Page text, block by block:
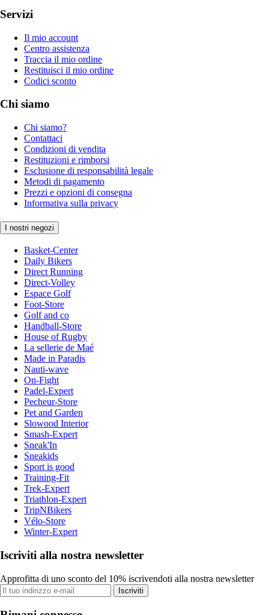
Servizi
Il mio account
Centro assistenza
Traccia il mio ordine
Restituisci il mio ordine
Codici sconto
Chi siamo
Chi siamo?
Contattaci
Condizioni di vendita
Restituzioni e rimborsi
Esclusione di responsabilità legale
Metodi di pagamento
Prezzi e opzioni di consegna
Informativa sulla privacy
I nostri negozi
Basket-Center
Daily Bikers
Direct Running
Direct-Volley
Espace Golf
Foot-Store
Golf and co
Handball-Store
House of Rugby
La sellerie de Maé
Made in Paradis
Nauti-wave
On-Fight
Padel-Expert
Pecheur-Store
Pet and Garden
Slowood Interior
Smash-Expert
Sneak'In
Sneakids
Sport is good
Training-Fit
Trek-Expert
Triathlon-Expert
TripNBikers
Vélo-Store
Winter-Expert
Iscriviti alla nostra newsletter
Approfitta di uno sconto del 10% iscrivendoti alla nostra newsletter
Iscriviti